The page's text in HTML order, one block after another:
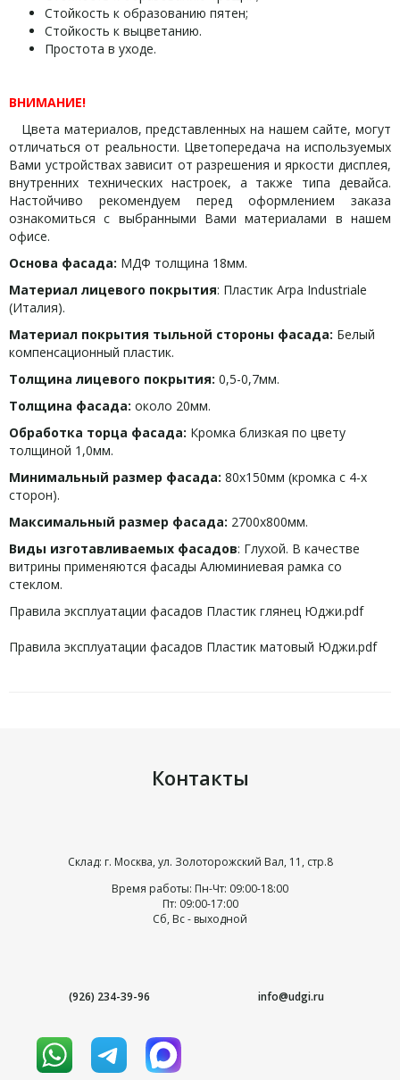
Стойкость к образованию пятен;
Стойкость к выцветанию.
Простота в уходе.
ВНИМАНИЕ!
Цвета материалов, представленных на нашем сайте, могут
отличаться от реальности. Цветопередача на используемых
Вами устройствах зависит от разрешения и яркости дисплея,
внутренних технических настроек, а также типа девайса.
Настойчиво рекомендуем перед оформлением заказа
ознакомиться с выбранными Вами материалами в нашем
офисе.
Основа фасада: МДФ толщина 18мм.
Материал лицевого покрытия: Пластик Arpa Industriale
(Италия).
Материал покрытия тыльной стороны фасада: Белый
компенсационный пластик.
Толщина лицевого покрытия: 0,5-0,7мм.
Толщина фасада: около 20мм.
Обработка торца фасада: Кромка близкая по цвету
толщиной 1,0мм.
Минимальный размер фасада: 80х150мм (кромка с 4-х
сторон).
Максимальный размер фасада: 2700х800мм.
Виды изготавливаемых фасадов: Глухой. В качестве
витрины применяются фасады Алюминиевая рамка со
стеклом.
Правила эксплуатации фасадов Пластик глянец Юджи.pdf
Правила эксплуатации фасадов Пластик матовый Юджи.pdf
Контакты
Склад: г. Москва, ул. Золоторожский Вал, 11, стр.8
Время работы: Пн-Чт: 09:00-18:00
Пт: 09:00-17:00
Сб, Вс - выходной
(926) 234-39-96 info@udgi.ru